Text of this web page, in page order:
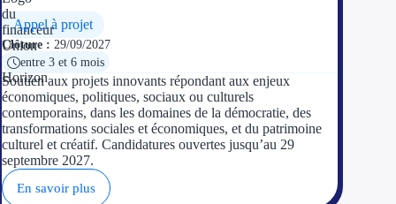
Accompagnement
Ressources
Appel à projet
Clôture : 29/09/2027
entre 3 et 6 mois
Soutien aux projets innovants répondant aux enjeux
économiques, politiques, sociaux ou culturels
contemporains, dans les domaines de la démocratie, des
transformations sociales et économiques, et du patrimoine
culturel et créatif. Candidatures ouvertes jusqu’au 29
septembre 2027.
En savoir plus